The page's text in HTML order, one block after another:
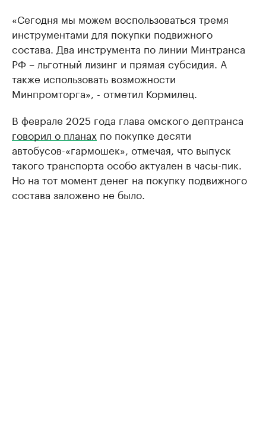
«Сегодня мы можем воспользоваться тремя
инструментами для покупки подвижного
состава. Два инструмента по линии Минтранса
РФ – льготный лизинг и прямая субсидия. А
также использовать возможности
Минпромторга», - отметил Кормилец.
В феврале 2025 года глава омского дептранса
говорил о планах по покупке десяти
автобусов-«гармошек», отмечая, что выпуск
такого транспорта особо актуален в часы-пик.
Но на тот момент денег на покупку подвижного
состава заложено не было.